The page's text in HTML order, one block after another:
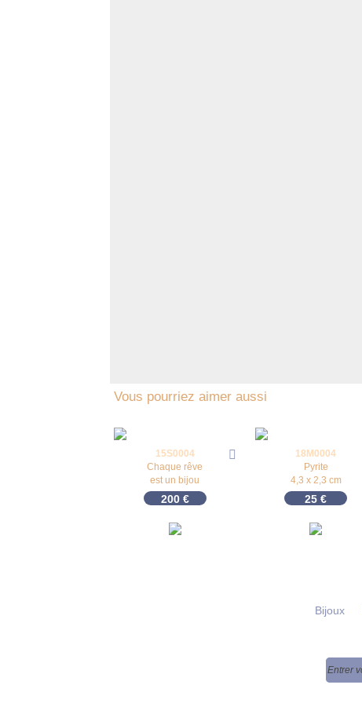
Vous pourriez aimer aussi
15S0004
Chaque rêve
est un bijou
200 €
18M0004
Pyrite
4,3 x 2,3 cm
25€
Bijoux